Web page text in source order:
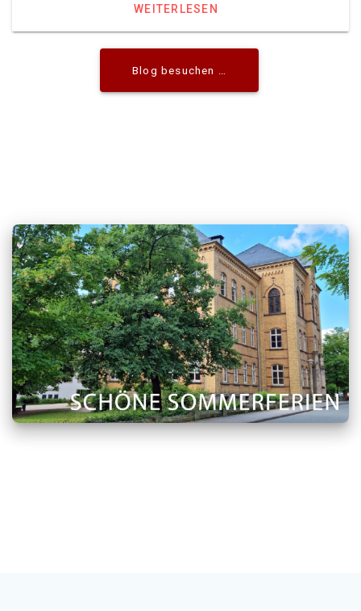
WEITERLESEN
Blog besuchen …